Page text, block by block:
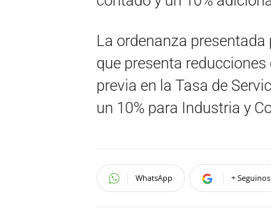
La ordenanza presentada
que presenta
previa en la Tasa de
un 10% para Industria y
WhatsApp +